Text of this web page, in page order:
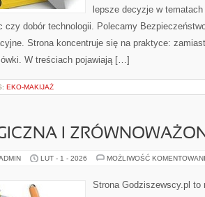
lepsze decyzje w
czy dobór technologii. Polecamy
Strona koncentruje się na praktyce:
W treściach pojawiają […]
EKO-MAKIJAŻ
I
LUT - 1 - 2026 MOŻLIWOŚĆ
Strona Godziszewscy.pl